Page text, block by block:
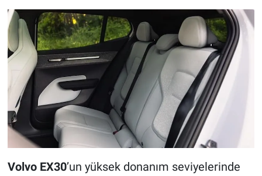
Volvo EX30’un yüksek donanım seviyelerinde